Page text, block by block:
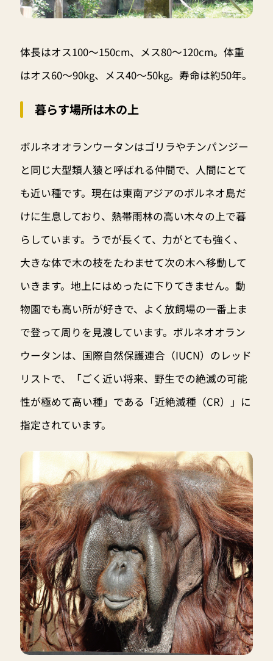
体長はオス100～150cm、メス80～120cm。体重
はオス60～90kg、メス40～50kg。寿命は約50年。
暮らす場所は木の上
ボルネオオランウータンはゴリラやチンパンジー
と同じ大型類人猿と呼ばれる仲間で、人間にとて
も近い種です。現在は東南アジアのボルネオ島だ
けに生息しており、熱帯雨林の高い木々の上で暮
らしています。うでが長くて、力がとても強く、
大きな体で木の枝をたわませて次の木へ移動して
いきます。地上にはめったに下りてきません。動
物園でも高い所が好きで、よく放飼場の一番上ま
で登って周りを見渡しています。ボルネオオラン
ウータンは、国際自然保護連合（IUCN）のレッド
リストで、「ごく近い将来、野生での絶滅の可能
性が極めて高い種」である「近絶滅種（CR）」に
指定されています。